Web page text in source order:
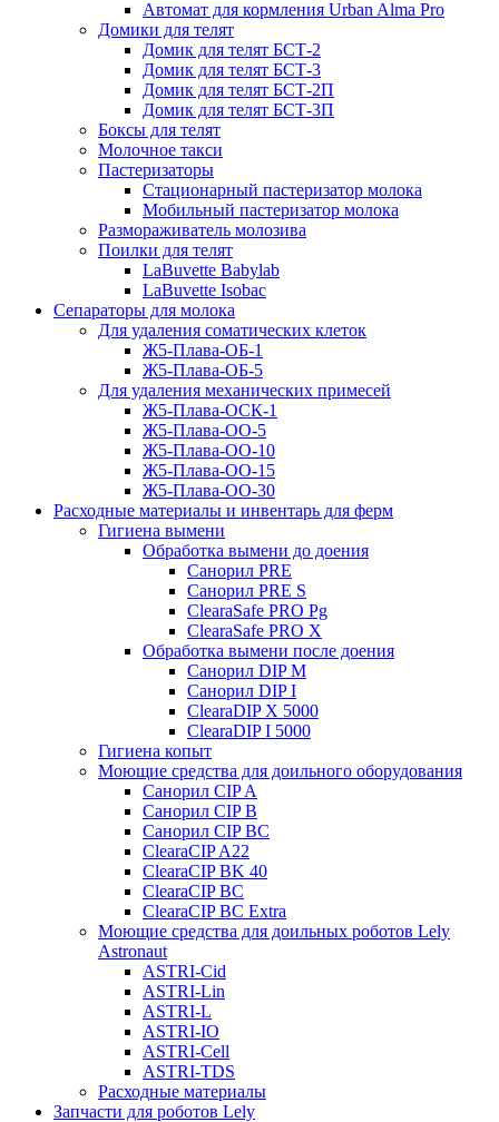
Автомат для кормления Urban Alma Pro
Домики для телят
Домик для телят БСТ-2
Домик для телят БСТ-3
Домик для телят БСТ-2П
Домик для телят БСТ-3П
Боксы для телят
Молочное такси
Пастеризаторы
Стационарный пастеризатор молока
Мобильный пастеризатор молока
Размораживатель молозива
Поилки для телят
LaBuvette Babylab
LaBuvette Isobac
Сепараторы для молока
Для удаления соматических клеток
Ж5-Плава-ОБ-1
Ж5-Плава-ОБ-5
Для удаления механических примесей
Ж5-Плава-ОСК-1
Ж5-Плава-ОО-5
Ж5-Плава-ОО-10
Ж5-Плава-ОО-15
Ж5-Плава-ОО-30
Расходные материалы и инвентарь для ферм
Гигиена вымени
Обработка вымени до доения
Санорил PRE
Санорил PRE S
ClearaSafe PRO Pg
ClearaSafe PRO X
Обработка вымени после доения
Санорил DIP M
Санорил DIP I
ClearaDIP X 5000
ClearaDIP I 5000
Гигиена копыт
Моющие средства для доильного оборудования
Санорил CIP A
Санорил CIP B
Санорил CIP BC
ClearaCIP A22
ClearaCIP BK 40
ClearaCIP BC
ClearaCIP BC Extra
Моющие средства для доильных роботов Lely
Astronaut
ASTRI-Cid
ASTRI-Lin
ASTRI-L
ASTRI-IO
ASTRI-Cell
ASTRI-TDS
Расходные материалы
Запчасти для роботов Lely